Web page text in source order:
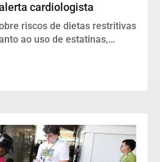
cardiologista
riscos de dietas restritivas
ao uso de estatinas,
para evitar o